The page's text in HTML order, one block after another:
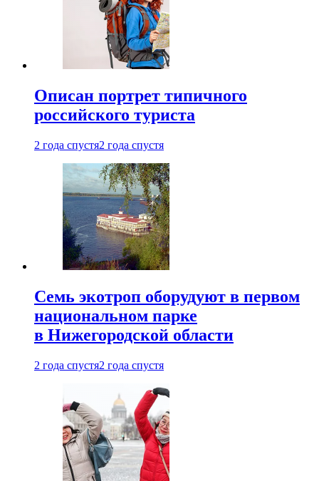
Описан портрет типичного
российского туриста
2 года спустя2 года спустя
Семь экотроп оборудуют в первом
национальном парке
в Нижегородской области
2 года спустя2 года спустя